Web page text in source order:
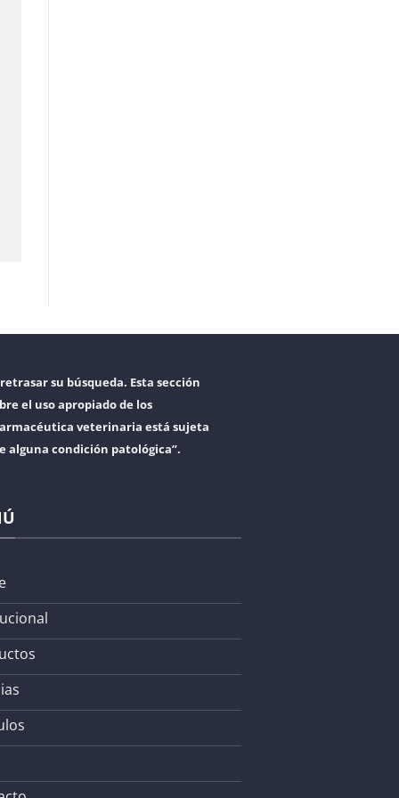
su búsqueda. Esta sección
el uso apropiado de los
veterinaria está sujeta
alguna condición patológica”.